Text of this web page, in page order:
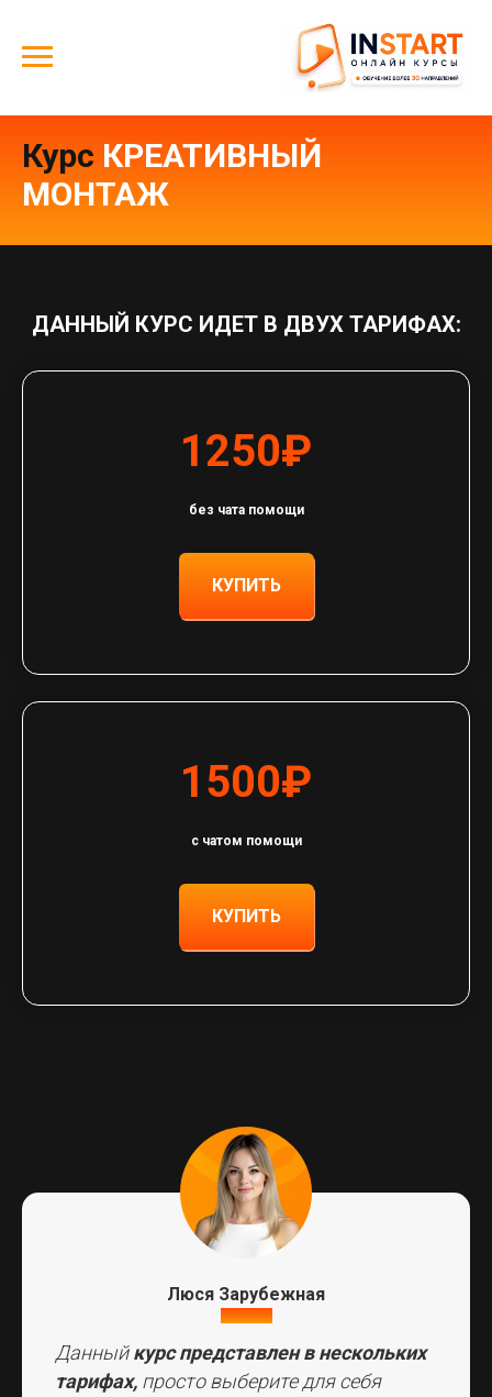
Курс КРЕАТИВНЫЙ
МОНТАЖ
ДАННЫЙ КУРС ИДЕТ В ДВУХ ТАРИФАХ:
1250₽
без чата помощи
КУПИТЬ
1500₽
с чатом помощи
КУПИТЬ
Люся Зарубежная
куратор
Данныйкурс представлен в нескольких
тарифах, просто выберите для себя
ПАКЕТЫ КУРСОВ